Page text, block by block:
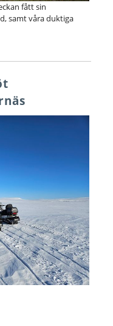
fått sin
samt våra duktiga